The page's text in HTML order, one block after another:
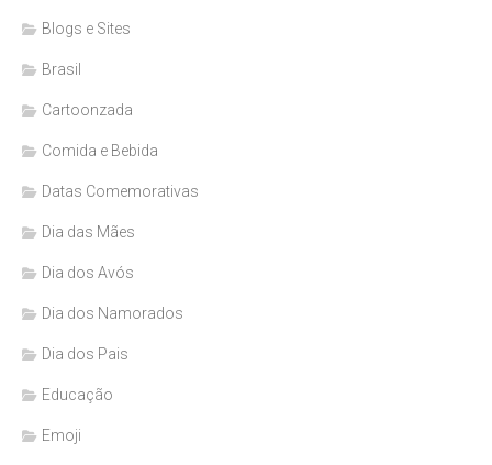
Blogs e Sites
Brasil
Cartoonzada
Comida e Bebida
Datas Comemorativas
Dia das Mães
Dia dos Avós
Dia dos Namorados
Dia dos Pais
Educação
Emoji